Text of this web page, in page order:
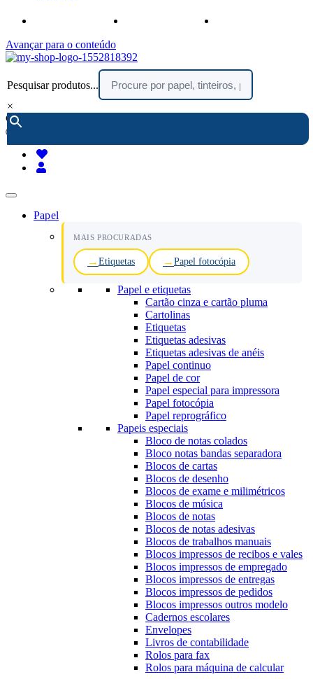
Avançar para o conteúdo
Pesquisar produtos...
×
encomendar por telefone :
(chamada rede fixa nacional)
Papel
MAIS PROCURADAS
Etiquetas Papel fotocópia
Papel e etiquetas
Cartão cinza e cartão pluma
Cartolinas
Etiquetas
Etiquetas adesivas
Etiquetas adesivas de anéis
Papel continuo
Papel de cor
Papel especial para impressora
Papel fotocópia
Papel reprográfico
Papeis especiais
Bloco de notas colados
Bloco notas bandas separadora
Blocos de cartas
Blocos de desenho
Blocos de exame e milimétricos
Blocos de música
Blocos de notas
Blocos de notas adesivas
Blocos de trabalhos manuais
Blocos impressos de recibos e vales
Blocos impressos de empregado
Blocos impressos de entregas
Blocos impressos de pedidos
Blocos impressos outros modelo
Cadernos escolares
Envelopes
Livros de contabilidade
Rolos para fax
Rolos para máquina de calcular